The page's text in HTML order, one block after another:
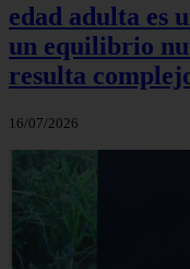
edad adulta es
un equilibrio
resulta
16/07/2026